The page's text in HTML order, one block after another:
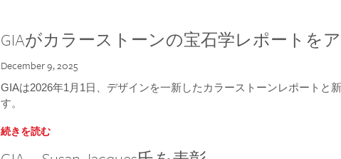
GIAがカラーストーンの宝石学レポートを
December 9, 2025
GIAは2026年1月1日、デザインを一新したカラーストーンレポートと
す。
続きを読む